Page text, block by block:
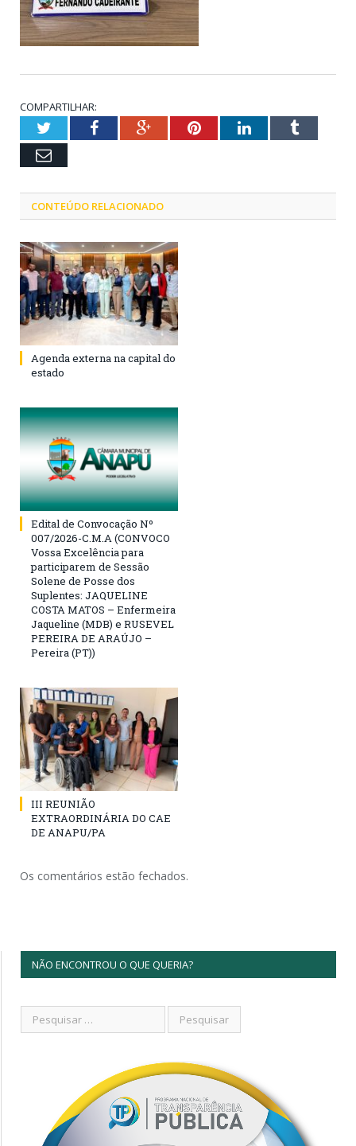
COMPARTILHAR:
TwitterFacebookGoogle+PinterestLinkedInTumblr
Email
CONTEÚDO RELACIONADO
Agenda externa na capital do
estado
Edital de Convocação Nº
007/2026-C.M.A (CONVOCO
Vossa Excelência para
participarem de Sessão
Solene de Posse dos
Suplentes: JAQUELINE
COSTA MATOS – Enfermeira
Jaqueline (MDB) e RUSEVEL
PEREIRA DE ARAÚJO –
Pereira (PT))
III REUNIÃO
EXTRAORDINÁRIA DO CAE
DE ANAPU/PA
Os comentários estão fechados.
NÃO ENCONTROU O QUE QUERIA?